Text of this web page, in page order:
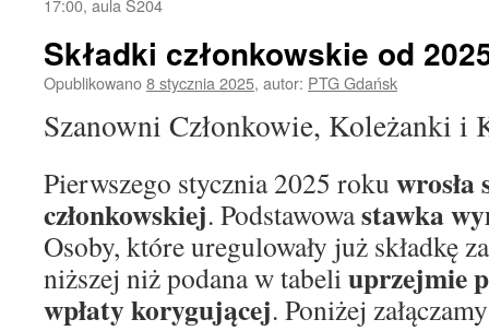
17:00, aula S204
Składki członkowskie od
Opublikowano8 stycznia 2025, autor: PTG Gdańsk
Szanowni Członkowie, Koleżanki i
Pierwszego stycznia 2025 roku wrosła
członkowskiej. Podstawowastawka
Osoby, które uregulowały już składkę
niższej niż podana w tabeliuprzejmie
wpłaty korygującej. Poniżej